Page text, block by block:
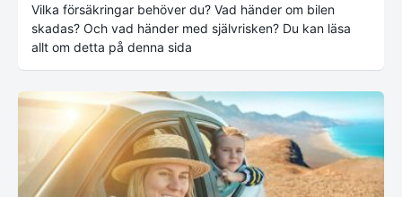
Vilka försäkringar behöver du? Vad händer om bilen
skadas? Och vad händer med självrisken? Du kan läsa
allt om detta på denna sida